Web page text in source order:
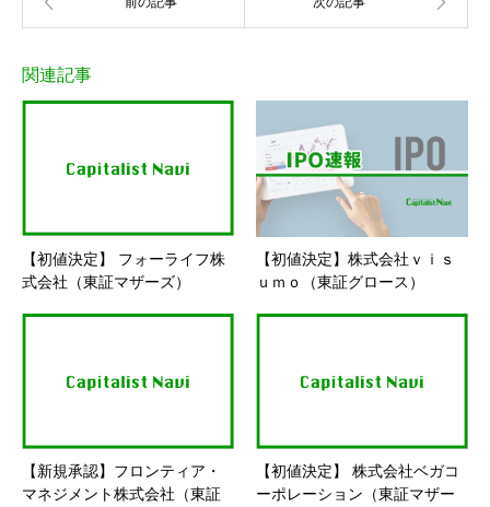
関連記事
【初値決定】 フォーライフ株
式会社（東証マザーズ）
【初値決定】株式会社ｖｉｓ
ｕｍｏ（東証グロース）
【新規承認】フロンティア・
マネジメント株式会社（東証
【初値決定】 株式会社ベガコ
ーポレーション（東証マザー